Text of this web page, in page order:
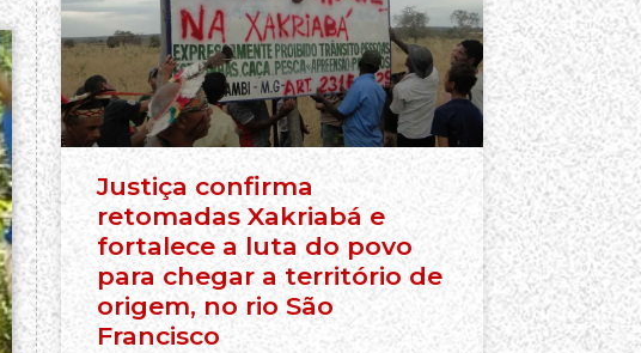
Justiça confirma
retomadas Xakriabá e
fortalece a luta do povo
para chegar a território de
origem, no rio São
Francisco